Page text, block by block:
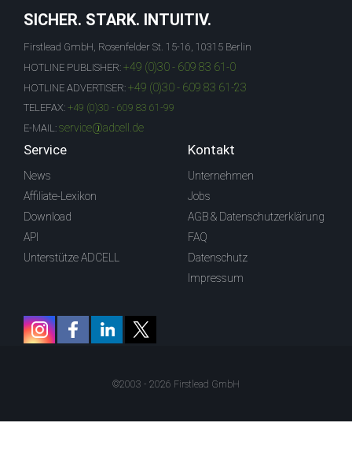
SICHER. STARK. INTUITIV.
Firstlead GmbH, Rosenfelder St. 15-16, 10315 Berlin
HOTLINE PUBLISHER: +49 (0)30 - 609 83 61-0
HOTLINE ADVERTISER: +49 (0)30 - 609 83 61-23
TELEFAX: +49 (0)30 - 609 83 61-99
E-MAIL: service@adcell.de
Service
News
Affiliate-Lexikon
Download
API
Unterstütze ADCELL
Kontakt
Unternehmen
Jobs
AGB & Datenschutzerklärung
FAQ
Datenschutz
Impressum
©2003 - 2026 Firstlead GmbH